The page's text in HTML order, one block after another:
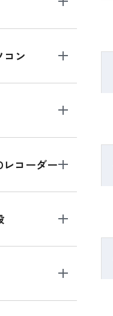
コン
レコーダー